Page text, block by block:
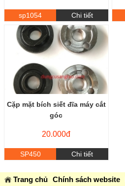
sp1054 Chi tiết
Cặp mặt bích siết đĩa máy cắt
góc
20.000đ
SP450 Chi tiết
Trang chủ Chính sách website